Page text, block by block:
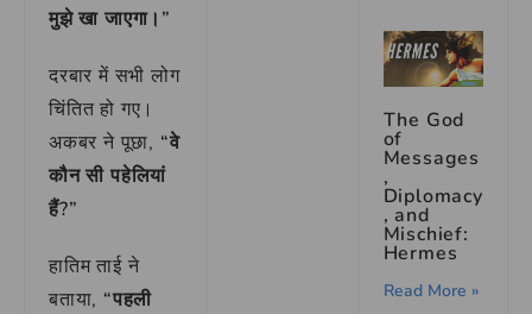
मुझे खा जाएगा।”
दरबार में सभी लोग
चिंतित हो गए।
अकबर ने पूछा, “वे
कौन सी पहेलियां
हैं?”
हातिम ताई ने
बताया, “पहली
The God
of
Messages
,
Diplomacy
, and
Mischief:
Hermes
Read More »